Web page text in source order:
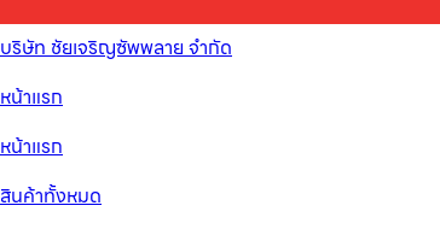
บริษัท ชัยเจริญซัพพลาย จำกัด
หน้าแรก
หน้าแรก
สินค้าทั้งหมด